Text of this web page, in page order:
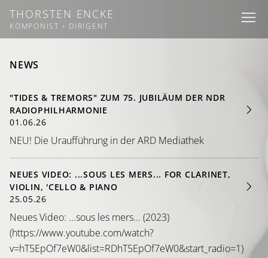
THORSTEN ENCKE
KOMPONIST • DIRIGENT
I
I
I
NEWS
"TIDES & TREMORS" ZUM 75. JUBILÄUM DER NDR
RADIOPHILHARMONIE
01.06.26
NEU! Die Uraufführung in der ARD Mediathek
NEUES VIDEO: ...SOUS LES MERS... FOR CLARINET,
VIOLIN, 'CELLO & PIANO
25.05.26
Neues Video: ...sous les mers... (2023)
(https://www.youtube.com/watch?
v=hT5EpOf7eW0&list=RDhT5EpOf7eW0&start_radio=1)